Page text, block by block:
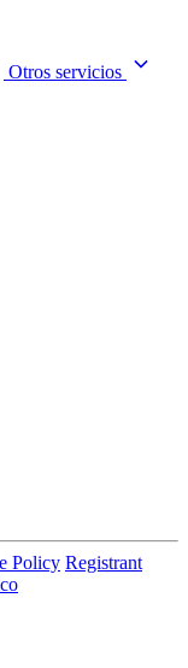
Otros servicios
Policy Registrant